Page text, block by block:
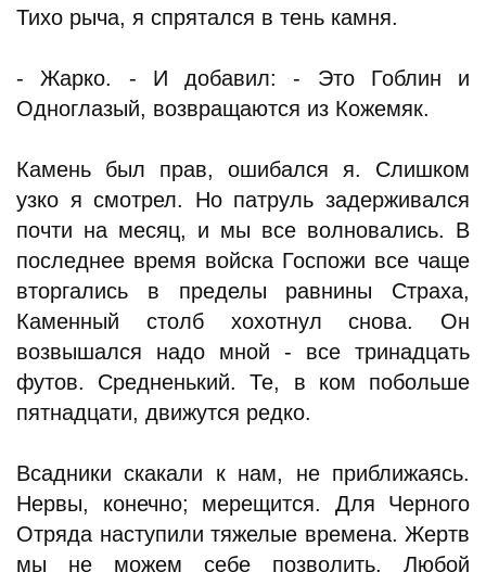
Тихо рыча, я спрятался в тень камня.
- Жарко. - И добавил: - Это Гоблин и
Одноглазый, возвращаются из Кожемяк.
Камень был прав, ошибался я. Слишком
узко я смотрел. Но патруль задерживался
почти на месяц, и мы все волновались. В
последнее время войска Госпожи все чаще
вторгались в пределы равнины Страха,
Каменный столб хохотнул снова. Он
возвышался надо мной - все тринадцать
футов. Средненький. Те, в ком побольше
пятнадцати, движутся редко.
Всадники скакали к нам, не приближаясь.
Нервы, конечно; мерещится. Для Черного
Отряда наступили тяжелые времена. Жертв
мы не можем себе позволить. Любой